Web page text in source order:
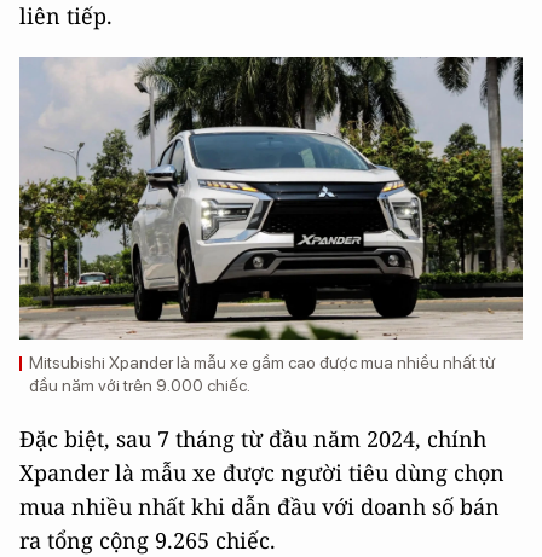
liên tiếp.
Mitsubishi Xpander là mẫu xe gầm cao được mua nhiều nhất từ
đầu năm với trên 9.000 chiếc.
Đặc biệt, sau 7 tháng từ đầu năm 2024, chính
Xpander là mẫu xe được người tiêu dùng chọn
mua nhiều nhất khi dẫn đầu với doanh số bán
ra tổng cộng 9.265 chiếc.